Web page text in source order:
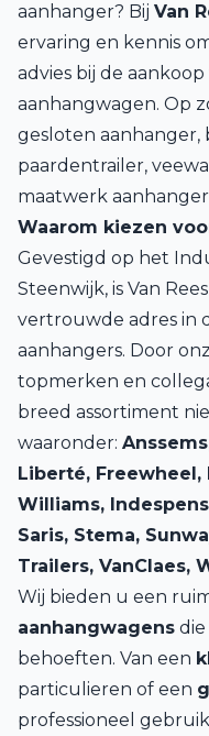
aanhanger? Bij Van
ervaring en kennis
advies bij de
aanhangwagen. Op
gesloten aanhanger,
paardentrailer,
maatwerk
Waarom kiezen
Gevestigd op het
Steenwijk, is Van
vertrouwde adres in
aanhangers. Door
topmerken en
breed assortiment
waaronder:
Liberté, Freewheel,
Williams,
Saris, Stema,
Trailers, VanClaes,
Wij bieden u een
aanhangwagens die
behoeften. Van een
particulieren of een
professioneel